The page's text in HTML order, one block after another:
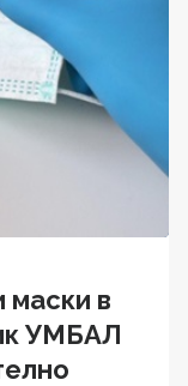
маски в
УМБАЛ